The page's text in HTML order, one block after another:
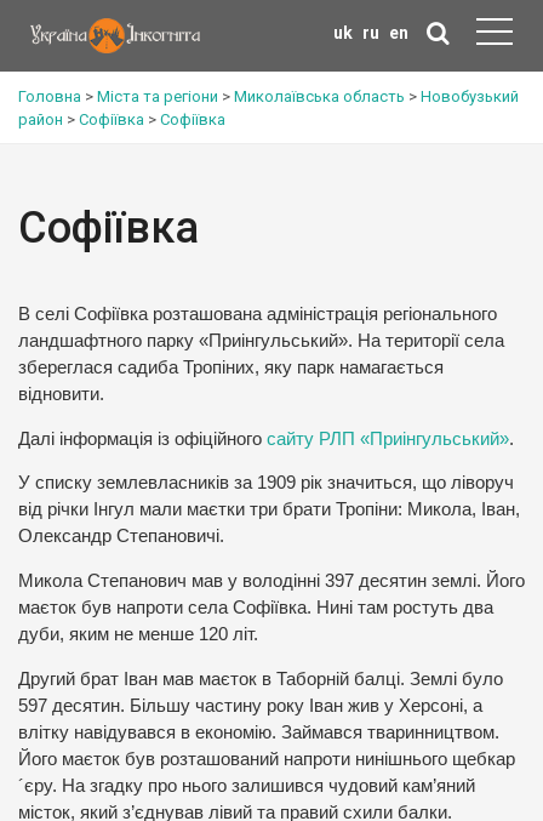
uk ru en
Головна > Міста та регіони > Миколаївська область > Новобузький
район > Софіївка > Софіївка
Софіївка
В селі Софіївка розташована адміністрація регіонального
ландшафтного парку «Приінгульський». На території села
збереглася садиба Тропіних, яку парк намагається
відновити.
Далі інформація із офіційного сайту РЛП «Приінгульський».
У списку землевласників за 1909 рік значиться, що ліворуч
від річки Інгул мали маєтки три брати Тропіни: Микола, Іван,
Олександр Степановичі.
Микола Степанович мав у володінні 397 десятин землі. Його
маєток був напроти села Софіївка. Нині там ростуть два
дуби, яким не менше 120 літ.
Другий брат Іван мав маєток в Таборній балці. Землі було
597 десятин. Більшу частину року Іван жив у Херсоні, а
влітку навідувався в економію. Займався тваринництвом.
Його маєток був розташований напроти нинішнього щебкар
´єру. На згадку про нього залишився чудовий кам’яний
місток, який з’єднував лівий та правий схили балки.